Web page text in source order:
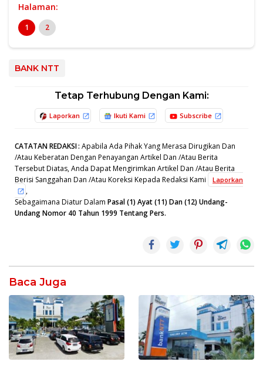
Halaman:
1 2
BANK NTT
Tetap Terhubung Dengan Kami:
Laporkan Ikuti Kami Subscribe
CATATAN REDAKSI: Apabila Ada Pihak Yang Merasa Dirugikan Dan
/Atau Keberatan Dengan Penayangan Artikel Dan /Atau Berita
Tersebut Diatas, Anda Dapat Mengirimkan Artikel Dan /Atau Berita
Berisi Sanggahan Dan /Atau Koreksi Kepada Redaksi Kami
Laporkan
,
Sebagaimana Diatur Dalam Pasal (1) Ayat (11) Dan (12) Undang-
Undang Nomor 40 Tahun 1999 Tentang Pers.
Baca Juga